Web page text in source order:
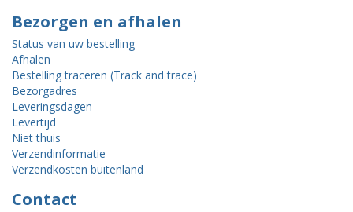
Bezorgen en afhalen
Status van uw bestelling
Afhalen
Bestelling traceren (Track and trace)
Bezorgadres
Leveringsdagen
Levertijd
Niet thuis
Verzendinformatie
Verzendkosten buitenland
Contact